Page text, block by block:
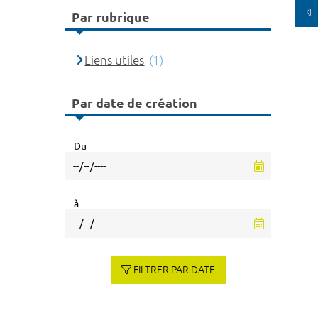
Par rubrique
Liens utiles (1)
Par date de création
Du
à
FILTRER PAR DATE